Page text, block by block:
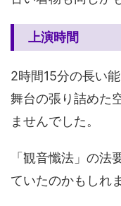
上演時間
2時間15分の長い
舞台の張り詰めた
ませんでした。
「観音懺法」の法
ていたのかもしれ